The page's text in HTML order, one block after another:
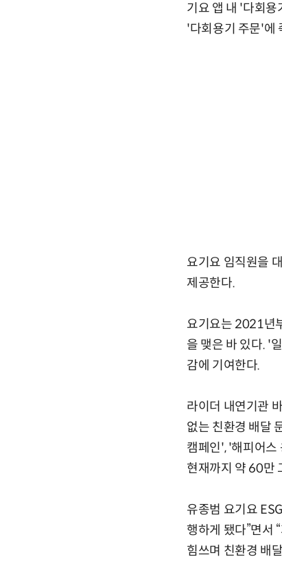
기요 앱 내 '다회
'다회용기 주문'에
요기요 임직원을
제공한다.
요기요는 2021년
을 맺은 바 있다. '
감에 기여한다.
라이더 내연기관
없는 친환경 배달
캠페인', '해피어스
현재까지 약 60만
유종범 요기요
행하게 됐다”면서
힘쓰며 친환경 배